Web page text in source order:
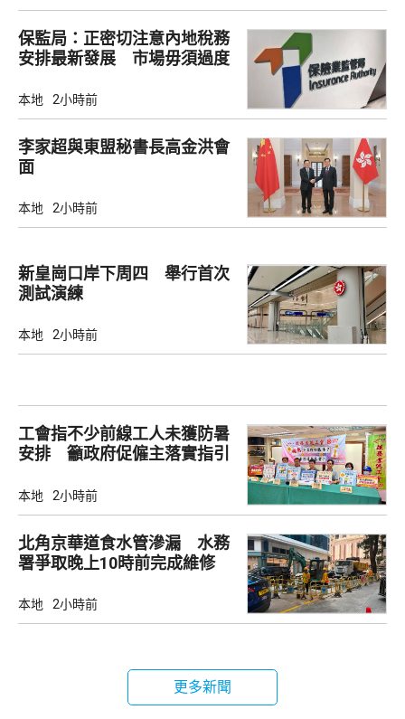
保監局：正密切注意內地稅務
安排最新發展 市場毋須過度
本地 2小時前
李家超與東盟秘書長高金洪會
面
本地 2小時前
新皇崗口岸下周四 舉行首次
測試演練
本地 2小時前
工會指不少前線工人未獲防暑
安排 籲政府促僱主落實指引
本地 2小時前
北角京華道食水管滲漏 水務
署爭取晚上10時前完成維修
本地 2小時前
更多新聞